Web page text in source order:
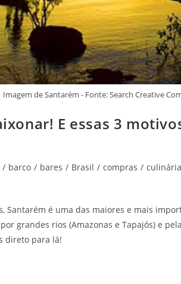
Imagem de Santarém - Fonte: Search Creative
E essas 3
/ barco / bares / Brasil / compras / culinária
Santarém é uma das maiores e mais
grandes rios (Amazonas e Tapajós) e
direto para lá!